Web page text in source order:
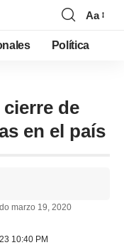
Aa
Política
de
en el país
10:40 PM
marzo 19, 2020